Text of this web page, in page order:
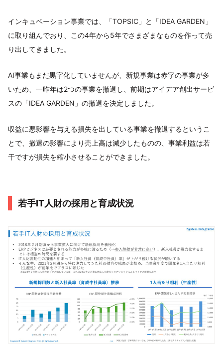
インキュベーション事業では、「TOPSIC」と「IDEA GARDEN」
に取り組んでおり、この4年から5年でさまざまなものを作って売
り出してきました。
AI事業もまだ黒字化していませんが、新規事業は赤字の事業が多
いため、一昨年は2つの事業を撤退し、前期はアイデア創出サービ
スの「IDEA GARDEN」の撤退を決定しました。
収益に悪影響を与える損失を出している事業を撤退するというこ
とで、撤退の影響により売上高は減少したものの、事業利益は若
干ですが損失を縮小させることができました。
若手IT人財の採用と育成状況